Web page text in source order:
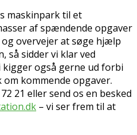
maskinpark til et
af spændende opgaver
overvejer at søge hjælp
så sidder vi klar ved
også gerne ud forbi
kommende opgaver.
21 eller send os en besked
– vi ser frem til at